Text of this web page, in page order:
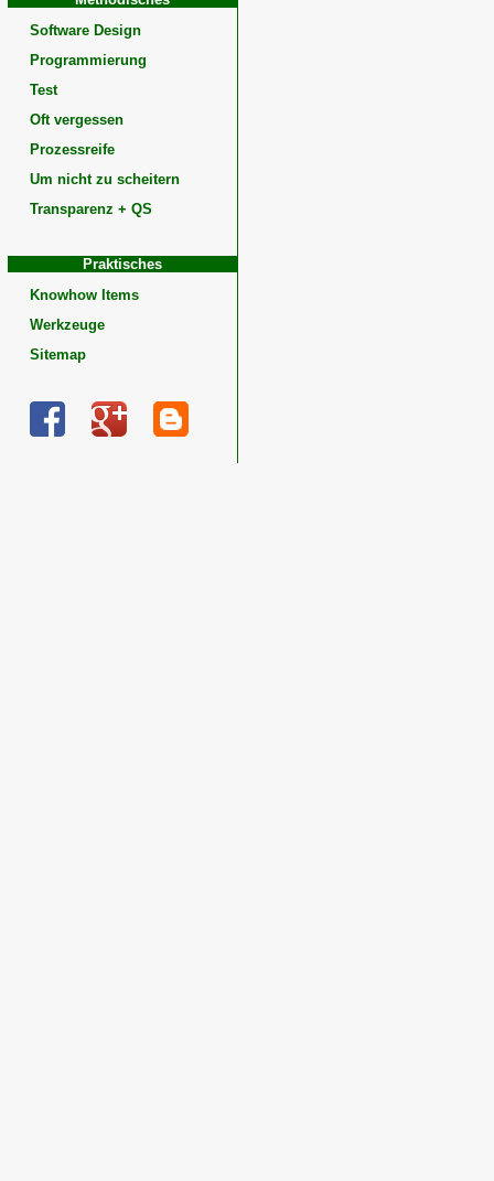
Software Design
Programmierung
Test
Oft vergessen
Prozessreife
Um nicht zu scheitern
Transparenz + QS
Praktisches
Knowhow Items
Werkzeuge
Sitemap